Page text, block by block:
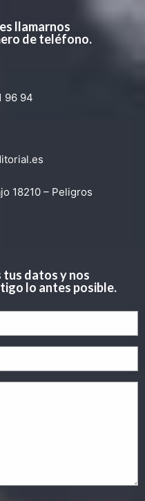
llamarnos
de teléfono.
96 94
18210 – Peligros
tus datos y nos
lo antes posible.